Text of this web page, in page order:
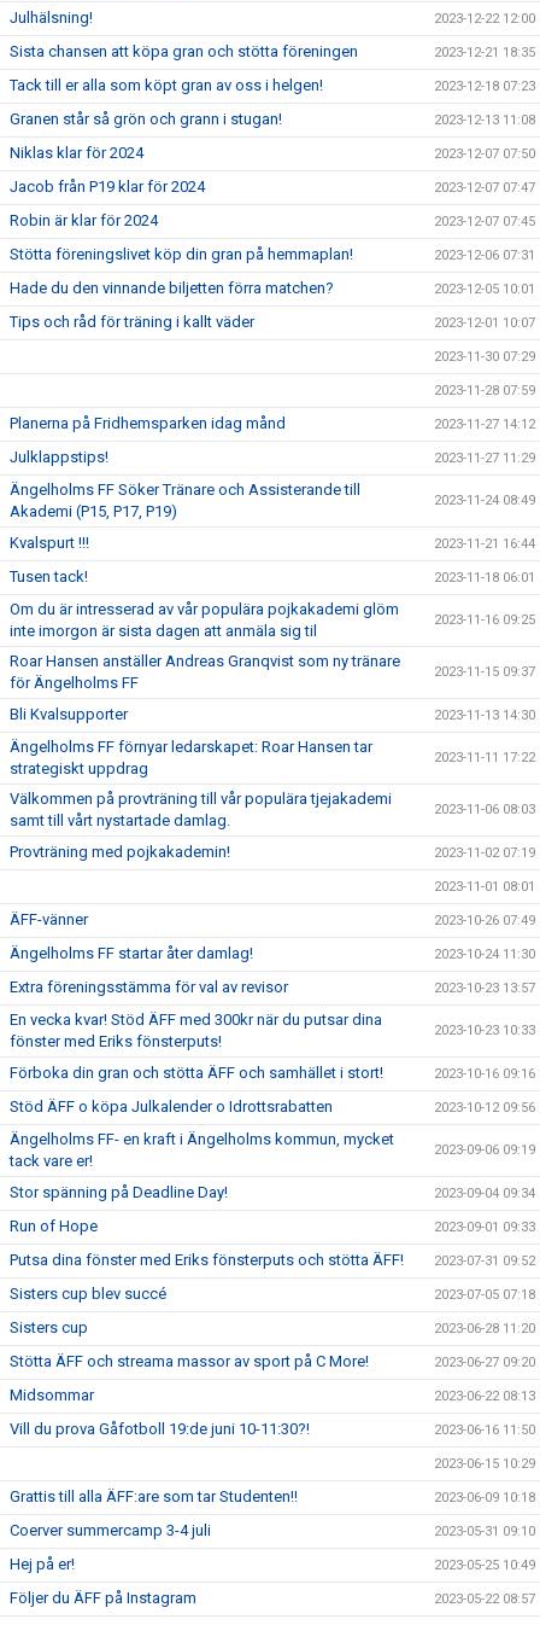
Julhälsning! 2023-12-22 12:00
Sista chansen att köpa gran och stötta föreningen 2023-12-21 18:35
Tack till er alla som köpt gran av oss i helgen! 2023-12-18 07:23
Granen står så grön och grann i stugan! 2023-12-13 11:08
Niklas klar för 2024 2023-12-07 07:50
Jacob från P19 klar för 2024 2023-12-07 07:47
Robin är klar för 2024 2023-12-07 07:45
Stötta föreningslivet köp din gran på hemmaplan! 2023-12-06 07:31
Hade du den vinnande biljetten förra matchen? 2023-12-05 10:01
Tips och råd för träning i kallt väder 2023-12-01 10:07
2023-11-30 07:29
2023-11-28 07:59
Planerna på Fridhemsparken idag månd 2023-11-27 14:12
Julklappstips! 2023-11-27 11:29
Ängelholms FF Söker Tränare och Assisterande till
Akademi (P15, P17, P19)
2023-11-24 08:49
Kvalspurt !!! 2023-11-21 16:44
Tusen tack! 2023-11-18 06:01
Om du är intresserad av vår populära pojkakademi glöm
inte imorgon är sista dagen att anmäla sig til
2023-11-16 09:25
Roar Hansen anställer Andreas Granqvist som ny tränare
för Ängelholms FF
2023-11-15 09:37
Bli Kvalsupporter 2023-11-13 14:30
Ängelholms FF förnyar ledarskapet: Roar Hansen tar
strategiskt uppdrag
2023-11-11 17:22
Välkommen på provträning till vår populära tjejakademi
samt till vårt nystartade damlag.
2023-11-06 08:03
Provträning med pojkakademin! 2023-11-02 07:19
2023-11-01 08:01
ÄFF-vänner 2023-10-26 07:49
Ängelholms FF startar åter damlag! 2023-10-24 11:30
Extra föreningsstämma för val av revisor 2023-10-23 13:57
En vecka kvar! Stöd ÄFF med 300kr när du putsar dina
fönster med Eriks fönsterputs!
2023-10-23 10:33
Förboka din gran och stötta ÄFF och samhället i stort! 2023-10-16 09:16
Stöd ÄFF o köpa Julkalender o Idrottsrabatten 2023-10-12 09:56
Ängelholms FF- en kraft i Ängelholms kommun, mycket
tack vare er!
2023-09-06 09:19
Stor spänning på Deadline Day! 2023-09-04 09:34
Run of Hope 2023-09-01 09:33
Putsa dina fönster med Eriks fönsterputs och stötta ÄFF! 2023-07-31 09:52
Sisters cup blev succé 2023-07-05 07:18
Sisters cup 2023-06-28 11:20
Stötta ÄFF och streama massor av sport på C More! 2023-06-27 09:20
Midsommar 2023-06-22 08:13
Vill du prova Gåfotboll 19:de juni 10-11:30?! 2023-06-16 11:50
2023-06-15 10:29
Grattis till alla ÄFF:are som tar Studenten!! 2023-06-09 10:18
Coerver summercamp 3-4 juli 2023-05-31 09:10
Hej på er! 2023-05-25 10:49
Följer du ÄFF på Instagram 2023-05-22 08:57